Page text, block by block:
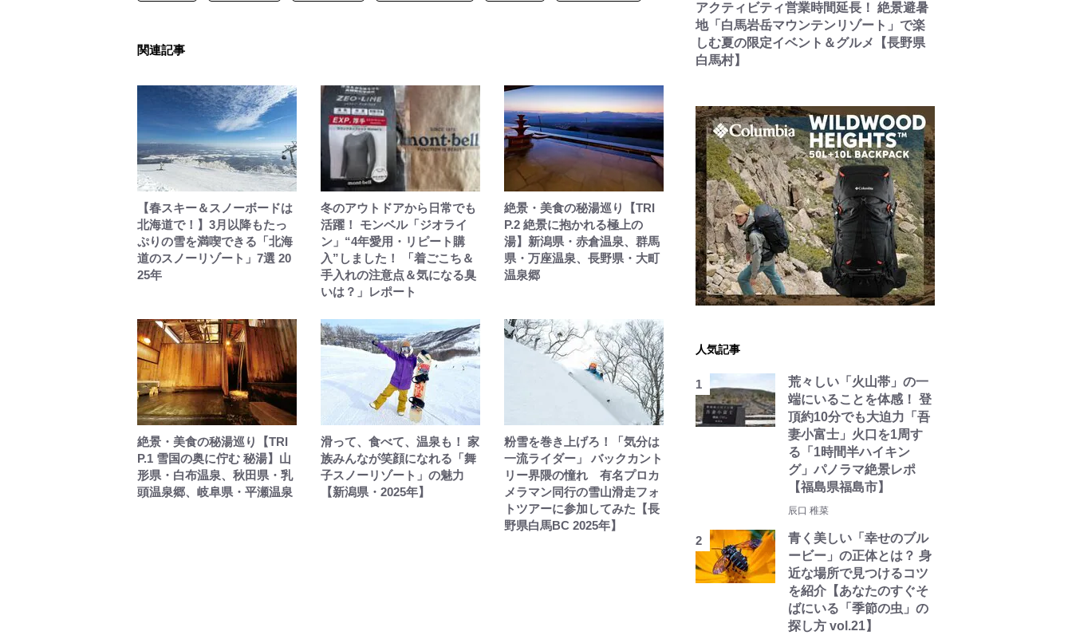
関連記事
【春スキー＆スノーボードは
北海道で！】3月以降もたっ
ぷりの雪を満喫できる「北海
道のスノーリゾート」7選 20
25年
冬のアウトドアから日常でも
活躍！ モンベル「ジオライ
ン」“4年愛用・リピート購
入”しました！ 「着ごこち＆
手入れの注意点＆気になる臭
いは？」レポート
絶景・美食の秘湯巡り【TRI
P.2 絶景に抱かれる極上の
湯】新潟県・赤倉温泉、群馬
県・万座温泉、長野県・大町
温泉郷
絶景・美食の秘湯巡り【TRI
P.1 雪国の奥に佇む 秘湯】山
形県・白布温泉、秋田県・乳
頭温泉郷、岐阜県・平瀬温泉
滑って、食べて、温泉も！ 家
族みんなが笑顔になれる「舞
子スノーリゾート」の魅力
【新潟県・2025年】
粉雪を巻き上げろ！「気分は
一流ライダー」 バックカント
リー界隈の憧れ 有名プロカ
メラマン同行の雪山滑走フォ
トツアーに参加してみた【長
野県白馬BC 2025年】
アクティビティ営業時間延長！ 絶景避暑
地「白馬岩岳マウンテンリゾート」で楽
しむ夏の限定イベント＆グルメ【長野県
白馬村】
人気記事
荒々しい「火山帯」の一
端にいることを体感！ 登
頂約10分でも大迫力「吾
妻小富士」火口を1周す
る「1時間半ハイキン
グ」パノラマ絶景レポ
【福島県福島市】
辰口 稚菜
青く美しい「幸せのブル
ービー」の正体とは？ 身
近な場所で見つけるコツ
を紹介【あなたのすぐそ
ばにいる「季節の虫」の
探し方 vol.21】